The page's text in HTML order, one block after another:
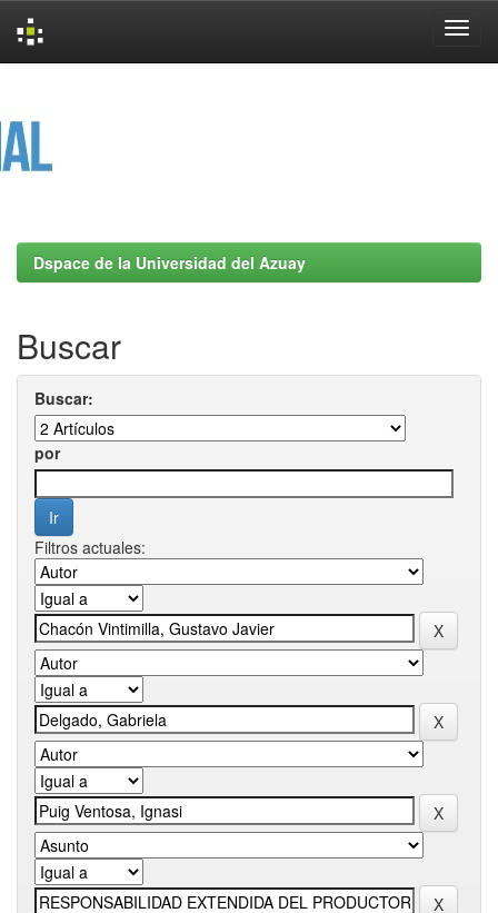
Dspace de la Universidad del Azuay
Buscar
Buscar:
por
Filtros actuales: